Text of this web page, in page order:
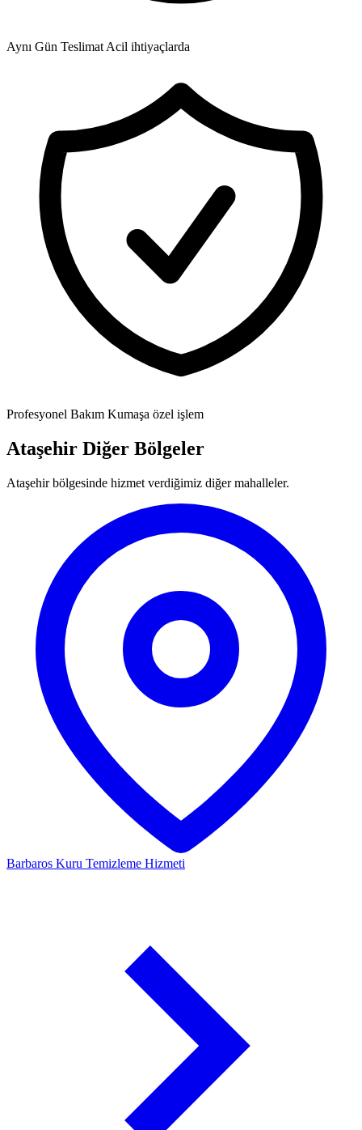
Aynı Gün Teslimat Acil ihtiyaçlarda
Profesyonel Bakım Kumaşa özel işlem
Ataşehir Diğer Bölgeler
Ataşehir bölgesinde hizmet verdiğimiz diğer mahalleler.
Barbaros Kuru Temizleme Hizmeti